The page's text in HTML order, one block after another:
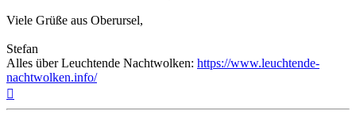
Viele Grüße aus Oberursel,
Stefan
Alles über Leuchtende Nachtwolken: https://www.leuchtende-
nachtwolken.info/
oben